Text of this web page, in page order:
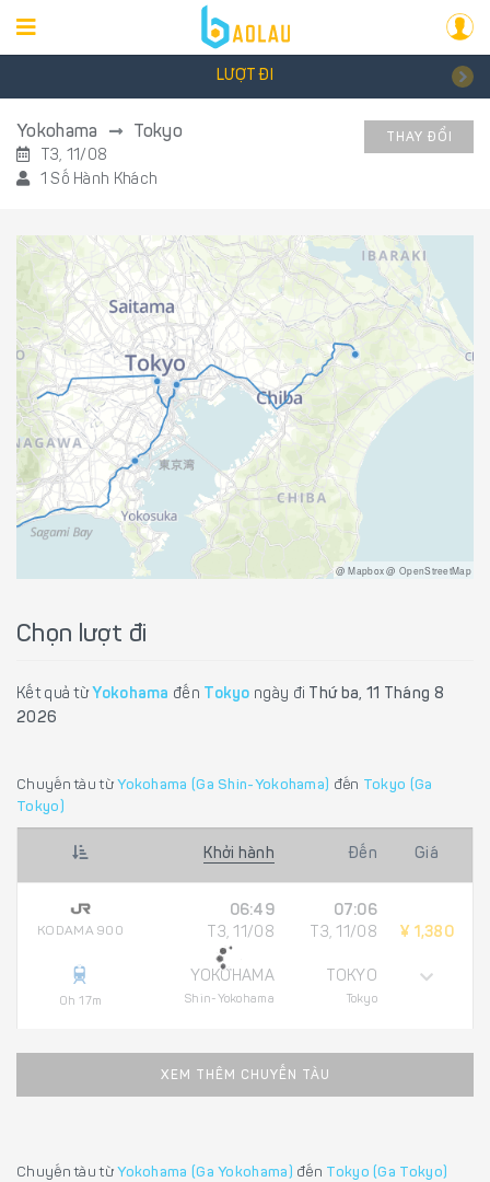
LƯỢT ĐI
Yokohama Tokyo
T3, 11/08
1 Số Hành Khách
THAY ĐỔI
@ Mapbox @ OpenStreetMap
Chọn lượt đi
Kết quả từ Yokohama đến Tokyo ngày đi
Thứ ba, 11 Tháng 8
2026
Chuyến tàu từYokohama (Ga Shin-Yokohama) đến Tokyo (Ga
Tokyo)
Khởi hành Đến Giá
KODAMA 900
0h 17m
06:49
T3, 11/08
YOKOHAMA
Shin-Yokohama
07:06
T3, 11/08
TOKYO
Tokyo
¥ 1,380
XEM THÊM CHUYẾN TÀU
Chuyến tàu từ Yokohama (Ga Yokohama) đến Tokyo (Ga Tokyo)